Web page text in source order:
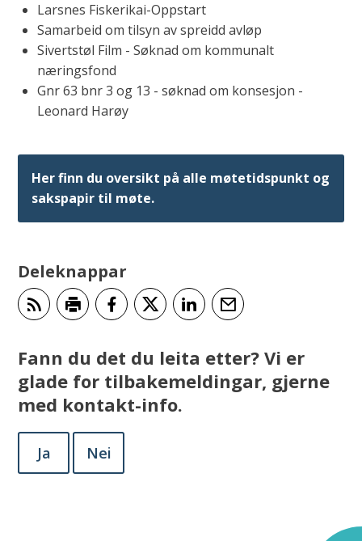
Larsnes Fiskerikai-Oppstart
Samarbeid om tilsyn av spreidd avløp
Sivertstøl Film - Søknad om kommunalt
næringsfond
Gnr 63 bnr 3 og 13 - søknad om konsesjon -
Leonard Harøy
Her finn du oversikt på alle møtetidspunkt og
sakspapir til møte.
Deleknappar
Fann du det du leita etter? Vi er
glade for tilbakemeldingar, gjerne
med kontakt-info.
Ja Nei